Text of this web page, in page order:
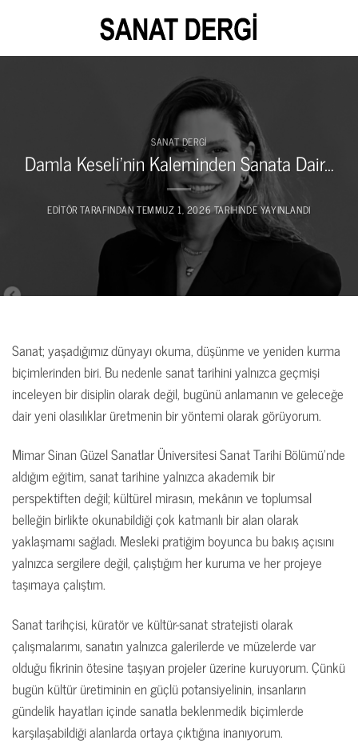
SANAT DERGI
Damla Keseli’nin Kaleminden Sanata Dair…
EDITÖRTARAFINDAN TEMMUZ 1, 2026TARIHINDE YAYINLANDI
Sanat; yaşadığımız dünyayı okuma, düşünme ve yeniden kurma
biçimlerinden biri. Bu nedenle sanat tarihini yalnızca geçmişi
inceleyen bir disiplin olarak değil, bugünü anlamanın ve geleceğe
dair yeni olasılıklar üretmenin bir yöntemi olarak görüyorum.
Mimar Sinan Güzel Sanatlar Üniversitesi Sanat Tarihi Bölümü’nde
aldığım eğitim, sanat tarihine yalnızca akademik bir
perspektiften değil; kültürel mirasın, mekânın ve toplumsal
belleğin birlikte okunabildiği çok katmanlı bir alan olarak
yaklaşmamı sağladı. Mesleki pratiğim boyunca bu bakış açısını
yalnızca sergilere değil, çalıştığım her kuruma ve her projeye
taşımaya çalıştım.
Sanat tarihçisi, küratör ve kültür-sanat stratejisti olarak
çalışmalarımı, sanatın yalnızca galerilerde ve müzelerde var
olduğu fikrinin ötesine taşıyan projeler üzerine kuruyorum. Çünkü
bugün kültür üretiminin en güçlü potansiyelinin, insanların
gündelik hayatları içinde sanatla beklenmedik biçimlerde
karşılaşabildiği alanlarda ortaya çıktığına inanıyorum.